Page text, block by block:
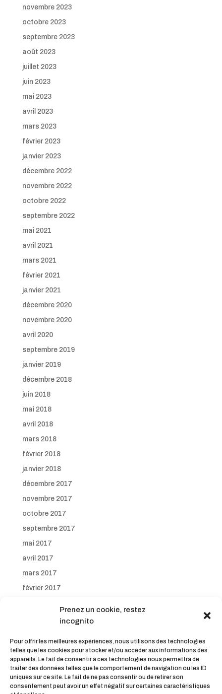
Prenez un cookie, restez
incognito
Pour offrir les meilleures expériences, nous utilisons des technologies
telles que les cookies pour stocker et/ou accéder aux informations des
appareils. Le fait de consentir à ces technologies nous permettra de
traiter des données telles que le comportement de navigation ou les ID
uniques sur ce site. Le fait de ne pas consentir ou de retirer son
consentement peut avoir un effet négatif sur certaines caractéristiques
novembre 2023
octobre 2023
septembre 2023
août 2023
juillet 2023
juin 2023
mai 2023
avril 2023
mars 2023
février 2023
janvier 2023
décembre 2022
novembre 2022
octobre 2022
septembre 2022
mai 2021
avril 2021
mars 2021
février 2021
janvier 2021
décembre 2020
novembre 2020
avril 2020
septembre 2019
janvier 2019
décembre 2018
juin 2018
mai 2018
avril 2018
mars 2018
février 2018
janvier 2018
décembre 2017
novembre 2017
octobre 2017
septembre 2017
mai 2017
avril 2017
mars 2017
février 2017
décembre 2016
octobre 2016
septembre 2016